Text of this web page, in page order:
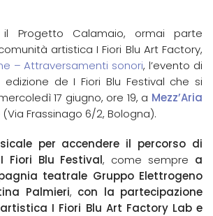
Progetto Calamaio, ormai parte
artistica I Fiori Blu Art Factory,
– Attraversamenti sonori, l’evento di
de I Fiori Blu Festival che si
17 giugno, ore 19, a Mezz’Aria
(Via Frassinago 6/2, Bologna).
per accendere il percorso di
Fiori Blu Festival, come sempre a
teatrale Gruppo Elettrogeno
Palmieri, con la partecipazione
I Fiori Blu Art Factory Lab e